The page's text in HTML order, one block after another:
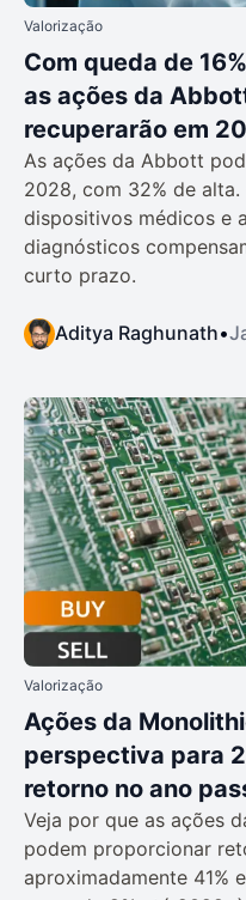
Valorização
Com queda de
as ações da
recuperarão em
As ações da Abbott
2028, com 32% de
dispositivos médicos e
diagnósticos
curto prazo.
Aditya Raghunath•
Valorização
Ações da
perspectiva para
retorno no ano
Veja por que as ações
podem proporcionar
aproximadamente 41%